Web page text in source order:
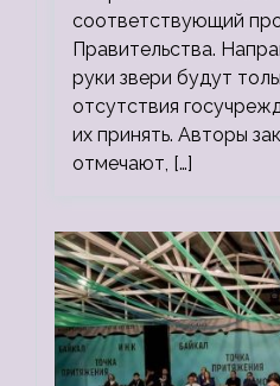
соответствующий
Правительства.
руки звери будут
отсутствия
их принять. Авторы
отмечают, […]